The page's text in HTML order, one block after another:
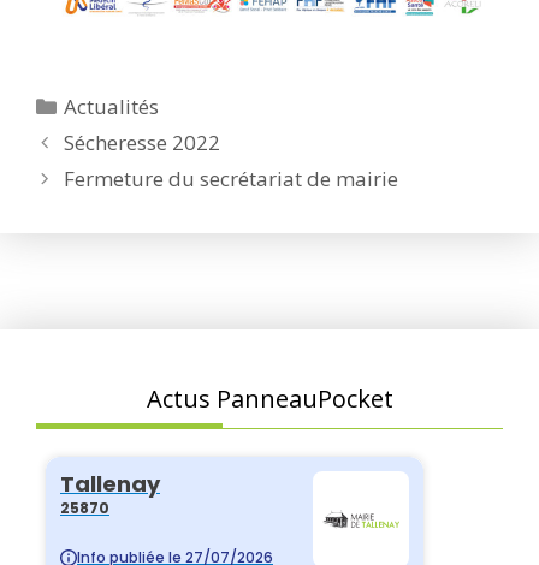
Catégories
Actualités
Sécheresse 2022
Fermeture du secrétariat de mairie
Actus PanneauPocket